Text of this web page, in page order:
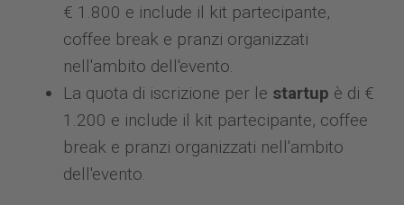
€ 1.800 e include il kit partecipante,
coffee break e pranzi organizzati
nell'ambito dell'evento.
La quota di iscrizione per le startup è di €
1.200 e include il kit partecipante, coffee
break e pranzi organizzati nell'ambito
dell'evento.